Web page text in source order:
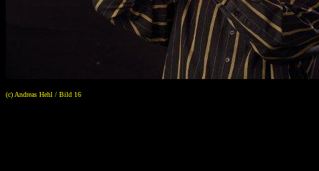
(c) Andreas Hehl / Bild 16